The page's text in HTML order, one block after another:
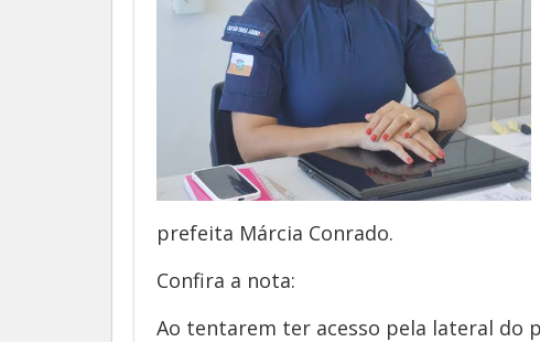
prefeita Márcia Conrado.
Confira a nota:
Ao tentarem ter acesso pela lateral do